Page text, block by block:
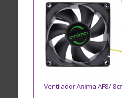
Ventilador Anima AF8/